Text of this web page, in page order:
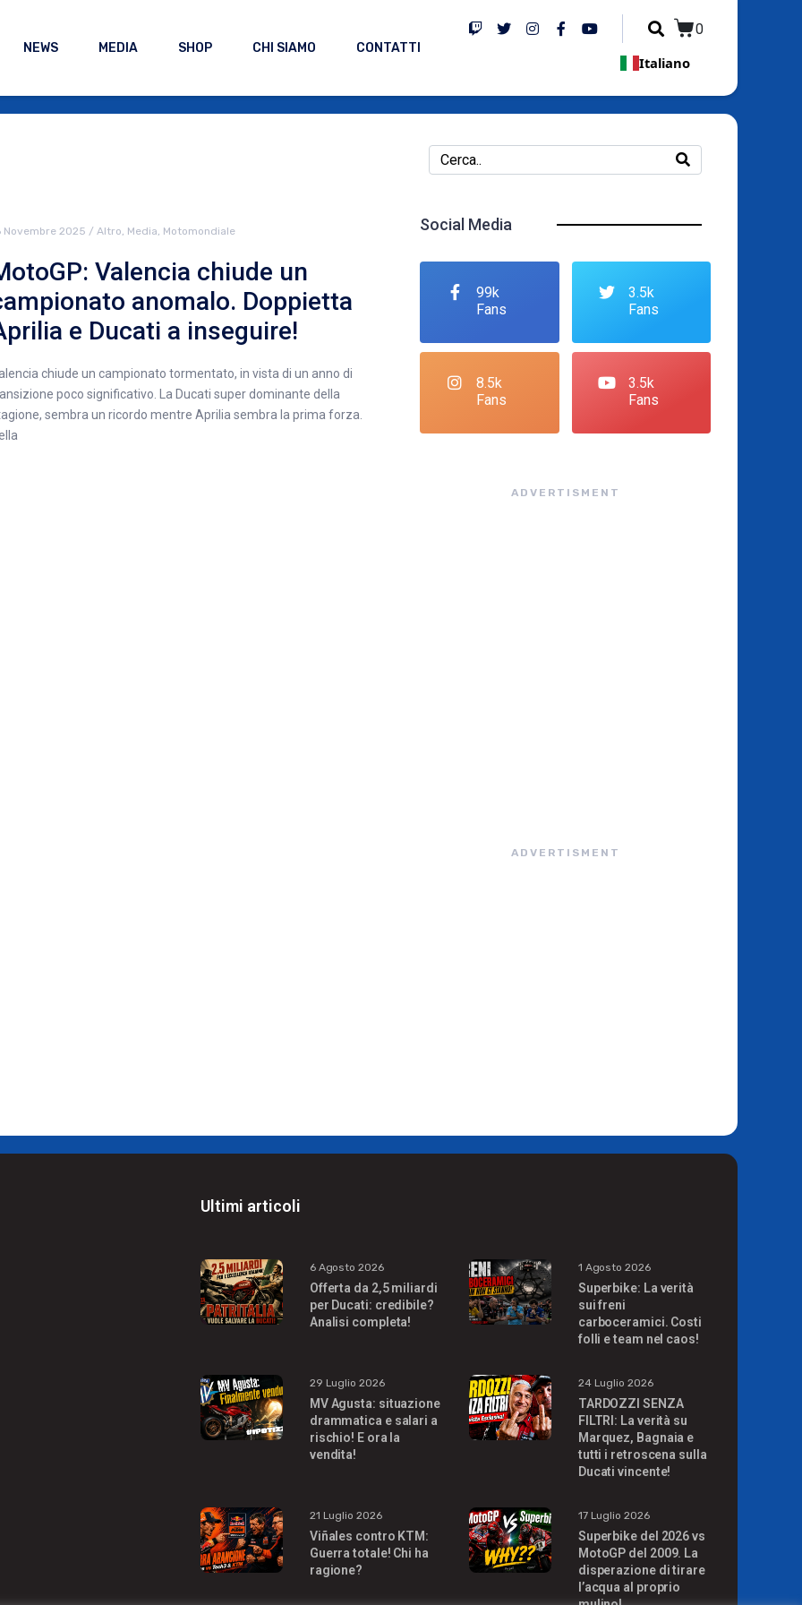
NEWS MEDIA SHOP CHI SIAMO CONTATTI
0
Italiano
Novembre 2025 / Altro, Media, Motomondiale
Valencia chiude un
anomalo. Doppietta
e Ducati a inseguire!
chiude un campionato tormentato, in vista di un anno di
poco significativo. La Ducati super dominante della
sembra un ricordo mentre Aprilia sembra la prima forza.
Social Media
99k
Fans
3.5k
Fans
8.5k
Fans
3.5k
Fans
ADVERTISMENT
ADVERTISMENT
Ultimi articoli
6 Agosto 2026
Offerta da 2,5 miliardi
per Ducati: credibile?
Analisi completa!
1 Agosto 2026
Superbike: La verità
sui freni
carboceramici. Costi
folli e team nel caos!
29 Luglio 2026
MV Agusta: situazione
drammatica e salari a
rischio! E ora la
vendita!
24 Luglio 2026
TARDOZZI SENZA
FILTRI: La verità su
Marquez, Bagnaia e
tutti i retroscena sulla
Ducati vincente!
21 Luglio 2026
Viñales contro KTM:
Guerra totale! Chi ha
ragione?
17 Luglio 2026
Superbike del 2026 vs
MotoGP del 2009. La
disperazione di tirare
l’acqua al proprio